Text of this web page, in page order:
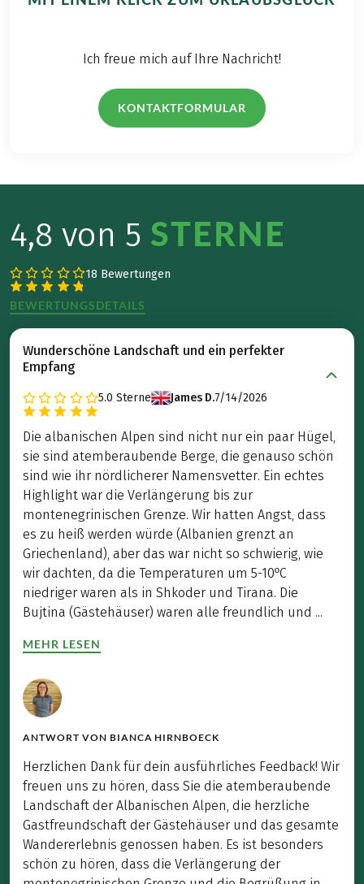
Ich freue mich auf Ihre Nachricht!
KONTAKTFORMULAR
4,8 von 5 STERNE
18 Bewertungen
BEWERTUNGSDETAILS
Wunderschöne Landschaft und ein perfekter
Empfang
5.0 Sterne James D.7/14/2026
Die albanischen Alpen sind nicht nur ein paar Hügel,
sie sind atemberaubende Berge, die genauso schön
sind wie ihr nördlicherer Namensvetter. Ein echtes
Highlight war die Verlängerung bis zur
montenegrinischen Grenze. Wir hatten Angst, dass
es zu heiß werden würde (Albanien grenzt an
Griechenland), aber das war nicht so schwierig, wie
wir dachten, da die Temperaturen um 5-10ºC
niedriger waren als in Shkoder und Tirana. Die
Bujtina (Gästehäuser) waren alle freundlich und ...
MEHR LESEN
ANTWORT VON BIANCA HIRNBOECK
Herzlichen Dank für dein ausführliches Feedback! Wir
freuen uns zu hören, dass Sie die atemberaubende
Landschaft der Albanischen Alpen, die herzliche
Gastfreundschaft der Gästehäuser und das gesamte
Wandererlebnis genossen haben. Es ist besonders
schön zu hören, dass die Verlängerung der